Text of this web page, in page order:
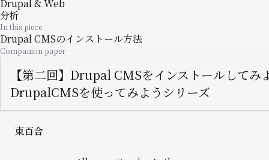
Drupal & Web
分析
In this piece
Drupal CMSのインストール方法
Companion paper
【第二回】Drupal CMSをインストールしてみ
DrupalCMSを使ってみようシリーズ
東百合